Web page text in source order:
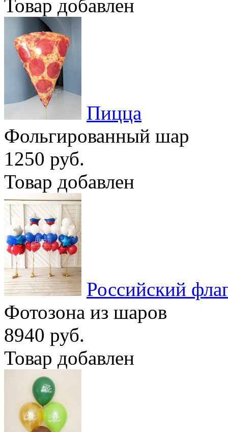
Товар добавлен
Пицца
Фольгированный шар
1250 руб.
Товар добавлен
Российский
Фотозона из шаров
8940 руб.
Товар добавлен